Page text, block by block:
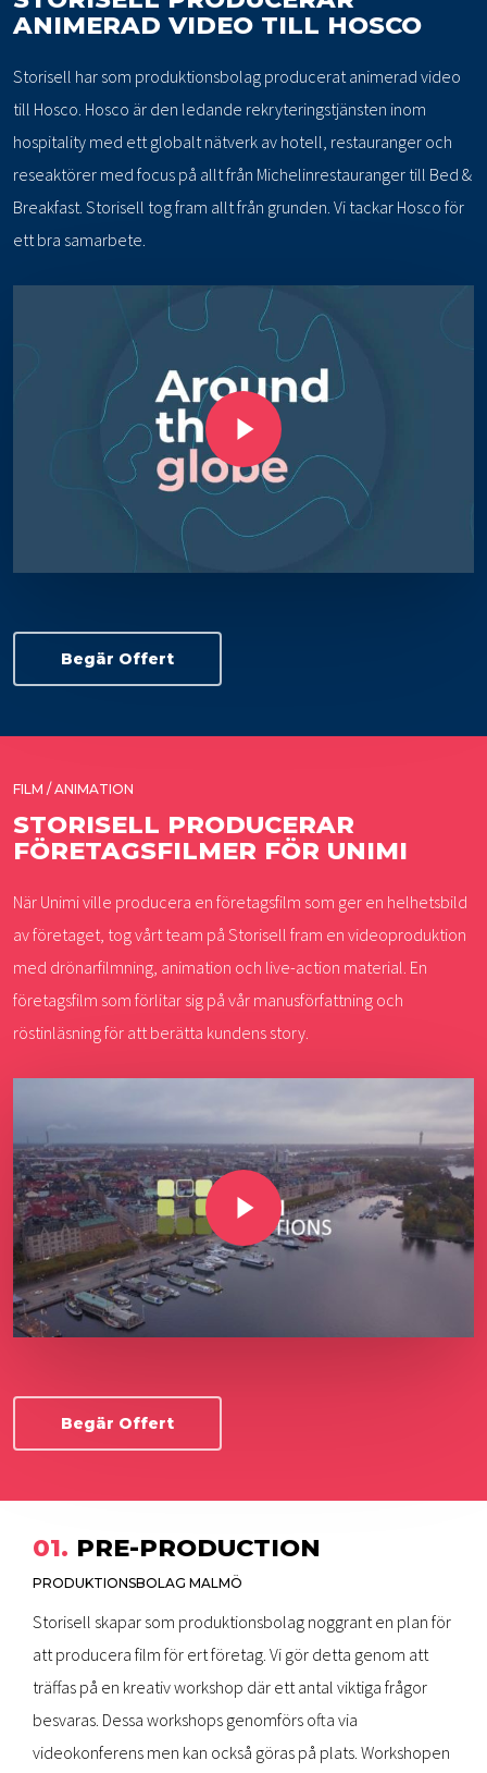
ANIMERAD VIDEO TILL HOSCO
Storisell har som produktionsbolag producerat animerad video
till Hosco. Hosco är den ledande rekryteringstjänsten inom
hospitality med ett globalt nätverk av hotell, restauranger och
reseaktörer med focus på allt från Michelinrestauranger till Bed &
Breakfast. Storisell tog fram allt från grunden. Vi tackar Hosco för
ett bra samarbete.
Play Video
Begär Offert
FILM / ANIMATION
STORISELL PRODUCERAR
FÖRETAGSFILMER FÖR UNIMI
När Unimi ville producera en företagsfilm som ger en helhetsbild
av företaget, tog vårt team på Storisell fram en videoproduktion
med drönarfilmning, animation och live-action material. En
företagsfilm som förlitar sig på vår manusförfattning och
röstinläsning för att berätta kundens story.
Play Video
Begär Offert
01. PRE-PRODUCTION
PRODUKTIONSBOLAG MALMÖ
Storisell skapar som produktionsbolag noggrant en plan för
att producera film för ert företag. Vi gör detta genom att
träffas på en kreativ workshop där ett antal viktiga frågor
besvaras. Dessa workshops genomförs ofta via
videokonferens men kan också göras på plats. Workshopen